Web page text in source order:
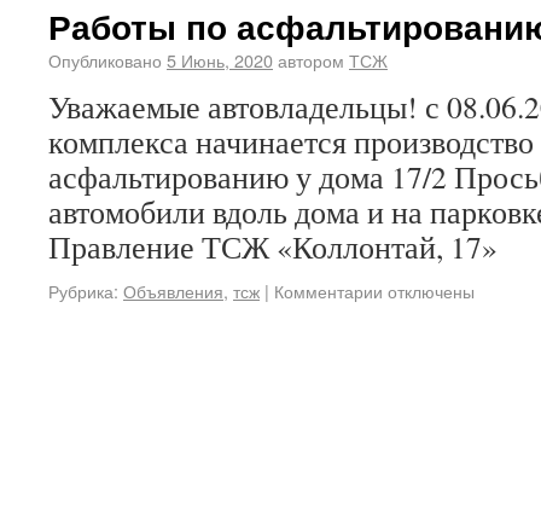
Работы по
Опубликовано 5 Июнь, 2020автором ТСЖ
Уважаемые автовладельцы! с
комплекса начинается
асфальтированию у дома 17/2
автомобили вдоль дома и на
Правление ТСЖ «Коллонтай, 17»
Рубрика: Объявления, тсж | Комментарии отключены